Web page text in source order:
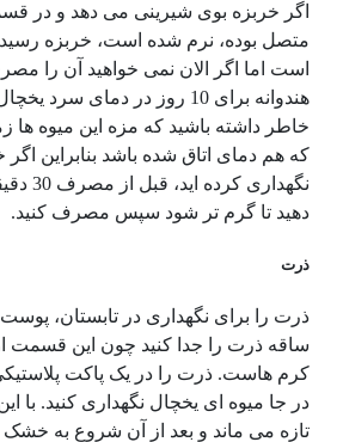
اگر خربزه بوی شیرینی می دهد و در
متصل بوده، نرم شده است، خربزه
است اما اگر الان نمی خواهید آن را
هندوانه برای 10 روز در دمای
خاطر داشته باشید که مزه این میوه ها
که هم دمای اتاق شده باشد بنابراین اگر
نگهداری
دهید تا گرم تر شود سپس مصرف کنید.
ذرت
ذرت را برای نگهداری در تابستان، پوست
ساقه ذرت را جدا کنید چون این قسمت
کرم هاست. ذرت را در یک پاکت
در جا میوه ای یخچال نگهداری کنید. با
تازه می ماند و بعد از آن شروع به